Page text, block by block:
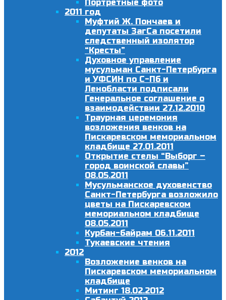
Портретные фото
2011 год
Муфтий Ж. Пончаев и
депутаты ЗагСа посетили
следственный изолятор
“Кресты”
Духовное управление
мусульман Санкт-Петербурга
и УФСИН по С-Пб и
Ленобласти подписали
Генеральное соглашение о
взаимодействии 27.12.2010
Траурная церемония
возложения венков на
Пискаревском мемориальном
кладбище 27.01.2011
Открытие стелы “Выборг –
город воинской славы”
08.05.2011
Мусульманское духовенство
Санкт-Петербурга возложило
цветы на Пискаревском
мемориальном кладбище
08.05.2011
Курбан-байрам 06.11.2011
Тукаевские чтения
2012
Возложение венков на
Пискаревском мемориальном
кладбище
Митинг 18.02.2012